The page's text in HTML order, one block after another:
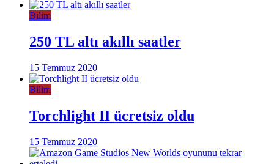
Bilim
250 TL altı akıllı saatler
15 Temmuz 2020
Bilim
Torchlight II ücretsiz oldu
15 Temmuz 2020